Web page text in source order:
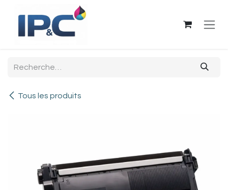
Se rendre au contenu
Tous les produits